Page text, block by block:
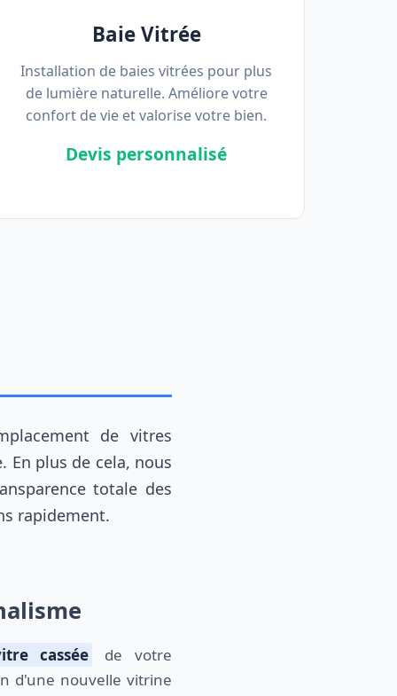
Baie Vitrée
Installation de baies vitrées pour plus
de lumière naturelle. Améliore votre
confort de vie et valorise votre bien.
Devis personnalisé
de vitres
En plus de cela, nous
totale des
rapidement.
cassée
de votre
d'une nouvelle vitrine